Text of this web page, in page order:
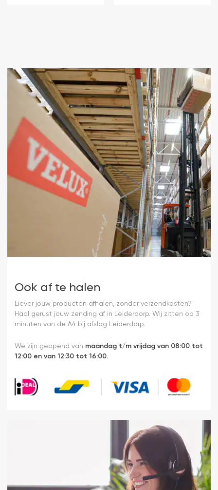
Ook af te halen
Liever jouw producten afhalen, zonder verzendkosten?
Haal gerust jouw zending af in Leiderdorp. Wij zitten op 3
minuten van de A4 bij afslag Leiderdorp.
We zijn geopend van maandag t/m vrijdag van 08:00 tot
12:00 en van 12:30 tot 16:00.